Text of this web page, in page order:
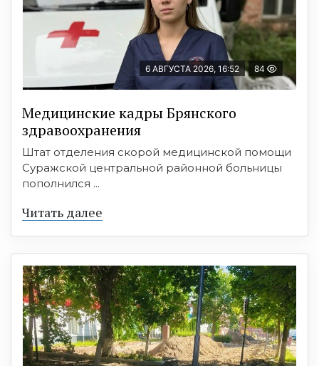
6 АВГУСТА 2026, 16:52 84
Медицинские кадры Брянского
здравоохранения
Штат отделения скорой медицинской помощи
Суражской центральной районной больницы
пополнился ...
Читать далее